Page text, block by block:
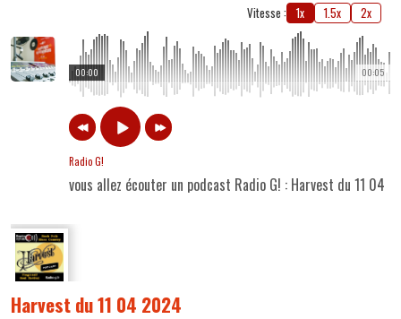
Vitesse : 1x 1.5x 2x
00:05
00:00
Radio G!
vous allez écouter un podcast Radio G! : Harvest du 11 04
Harvest du 11 04 2024